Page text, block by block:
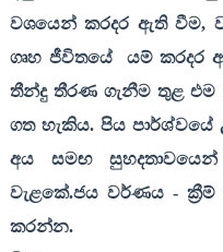
වශයෙන් කරදර ඇති වීම,
ගෘහ ජීවිතයේ
යම් කරදර
තීන්දු තීරණ ගැනීම තුළ
ගත හැකිය. පිය පාර්ශ්වයේ
අය සමඟ
වැළකේ.ජය වර්ණය - ක්‍රීම්
කරන්න.